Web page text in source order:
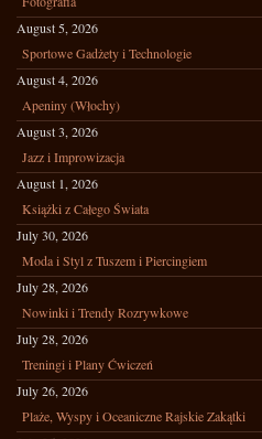
August 5, 2026
Sportowe Gadżety i Technologie
August 4, 2026
Apeniny (Włochy)
August 3, 2026
Jazz i Improwizacja
August 1, 2026
Książki z Całego Świata
July 30, 2026
Moda i Styl z Tuszem i Piercingiem
July 28, 2026
Nowinki i Trendy Rozrywkowe
July 28, 2026
Treningi i Plany Ćwiczeń
July 26, 2026
Plaże, Wyspy i Oceaniczne Rajskie Zakątki